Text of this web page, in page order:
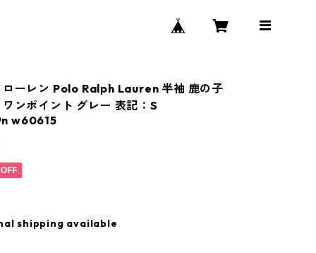
ローレン Polo Ralph Lauren 半袖 鹿の子
ワンポイント グレー 表記：S
w60615
shipping available